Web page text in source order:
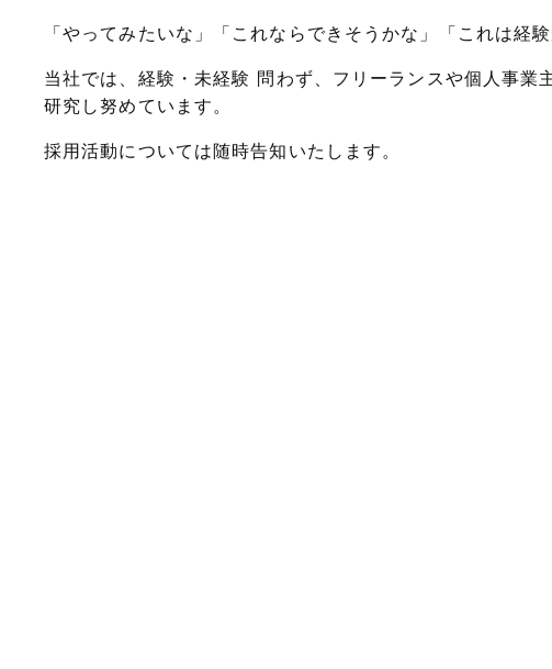
「やってみたいな」「これならできそうかな」「これは経
当社では、経験・未経験 問わず、フリーランスや個人事
研究し努めています。
採用活動については随時告知いたします。